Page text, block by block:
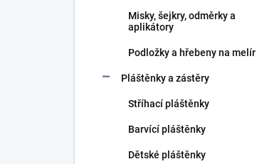
Misky, šejkry, odměrky a
aplikátory
Podložky a hřebeny na melír
Pláštěnky a zástěry
Stříhací pláštěnky
Barvící pláštěnky
Dětské pláštěnky